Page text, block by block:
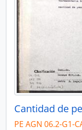
Cantidad de
PE AGN 06.2-G1-